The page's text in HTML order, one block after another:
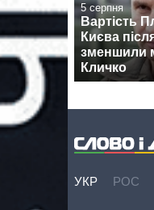
5 серпня
Вартість
Києва
зменшили
Кличко
УКР РОС